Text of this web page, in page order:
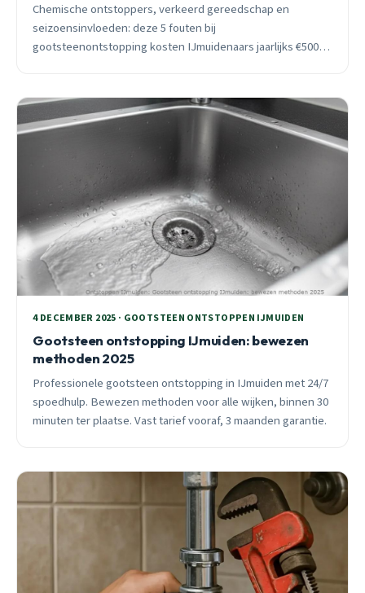
Chemische ontstoppers, verkeerd gereedschap en
seizoensinvloeden: deze 5 fouten bij
gootsteenontstopping kosten IJmuidenaars jaarlijks €500-
4 DECEMBER 2025 · GOOTSTEEN ONTSTOPPEN IJMUIDEN
Gootsteen ontstopping IJmuiden: bewezen
methoden 2025
Professionele gootsteen ontstopping in IJmuiden met 24/7
spoedhulp. Bewezen methoden voor alle wijken, binnen 30
minuten ter plaatse. Vast tarief vooraf, 3 maanden garantie.